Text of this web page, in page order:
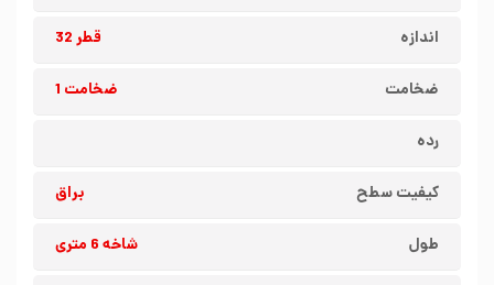
اندازه قطر 32
ضخامت ضخامت 1
رده
کیفیت سطح براق
طول شاخه 6 متری